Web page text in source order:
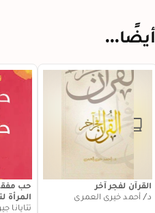
القرآن لفجر آخر
د/ أحمد خيري العمري
حب
المرأة
حب
تتايانا